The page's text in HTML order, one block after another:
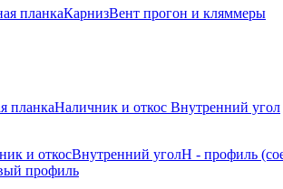
планкаКарнизВент прогон и кляммеры
планкаНаличник и откос Внутренний угол
и откосВнутренний уголH - профиль
профиль